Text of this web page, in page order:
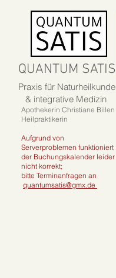
QUANTUM SATIS
Praxis für Naturheilkunde
& integrative Medizin
Apothekerin Christiane Billen
Heilpraktikerin
Aufgrund von
Serverproblemen funktioniert
der Buchungskalender leider
nicht korrekt;
bitte Terminanfragen an
quantumsatis@gmx.de